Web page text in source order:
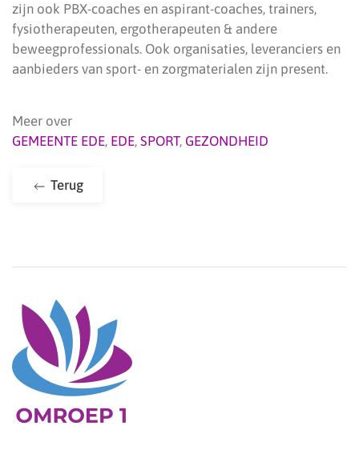
zijn ook PBX-coaches en aspirant-coaches, trainers,
fysiotherapeuten, ergotherapeuten & andere
beweegprofessionals. Ook organisaties, leveranciers en
aanbieders van sport- en zorgmaterialen zijn present.
Meer over
GEMEENTE EDE, EDE, SPORT, GEZONDHEID
Terug